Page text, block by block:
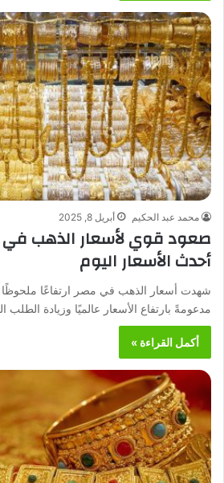
محمد عبد الحكيم أبريل 8, 2025
صعود قوي لأسعار الذهب
أحدث الأسعار اليوم
شهدت أسعار الذهب في مصر ارتفاعًا ملحوظًا
مدعومةً بارتفاع الأسعار عالميًا وزيادة
أكمل القراءة »